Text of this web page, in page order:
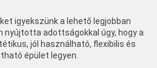
igyekszünk a lehető legjobban
nyújtotta adottságokkal úgy, hogy a
jól használható, flexibilis és
épület legyen.